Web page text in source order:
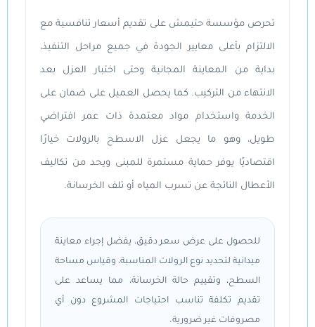
تحرص مؤسسة حتيمش على تقديم أسعار تنافسية مع
الالتزام بأعلى معايير الجودة في جميع مراحل التنفيذ،
بداية من المعاينة المجانية وحتى اختبار العزل بعد
الانتهاء من التركيب. كما يحصل العميل على ضمان على
الخدمة واستخدام مواد معتمدة ذات عمر افتراضي
طويل، وهو ما يجعل عزل الاسطح بالرولات خيارًا
اقتصاديًا يوفر حماية مستمرة للمبنى ويحد من تكاليف
الأعطال الناتجة عن تسرب المياه أو تلف الخرسانة.
للحصول على عرض سعر دقيق، يفضل إجراء معاينة
ميدانية لتحديد نوع الرولات المناسبة، وقياس مساحة
السطح، وتقييم حالة الخرسانة، مما يساعد على
تقديم تكلفة تناسب احتياجات المشروع دون أي
مصروفات غير ضرورية.